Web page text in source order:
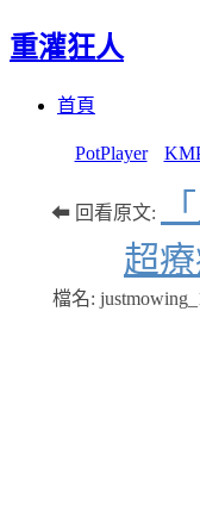
重灌狂人
首頁
PotPlayer
⬅ 回看原文:
超
檔名: